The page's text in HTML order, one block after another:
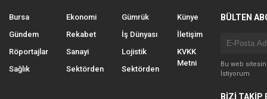
Bursa
Gündem
Röportajlar
Sağlık
Ekonomi
Rekabet
Sanayi
Sektörden
Gümrük
İş Dünyası
Lojistik
Sektörden
Künye
İletişim
KVKK
Metni
BÜLTEN
Bu web
İstiyorum
BİZİ TAKİP